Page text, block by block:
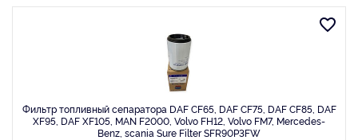
Фильтр топливный сепаратора DAF CF65, DAF CF75, DAF CF85, DAF
XF95, DAF XF105, MAN F2000, Volvo FH12, Volvo FM7, Mercedes-
Benz, scania Sure Filter SFR90P3FW